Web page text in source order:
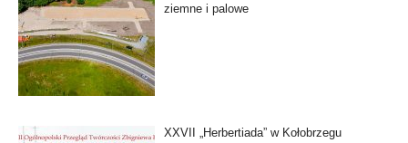
ziemne i palowe
XXVII „Herbertiada” w Kołobrzegu